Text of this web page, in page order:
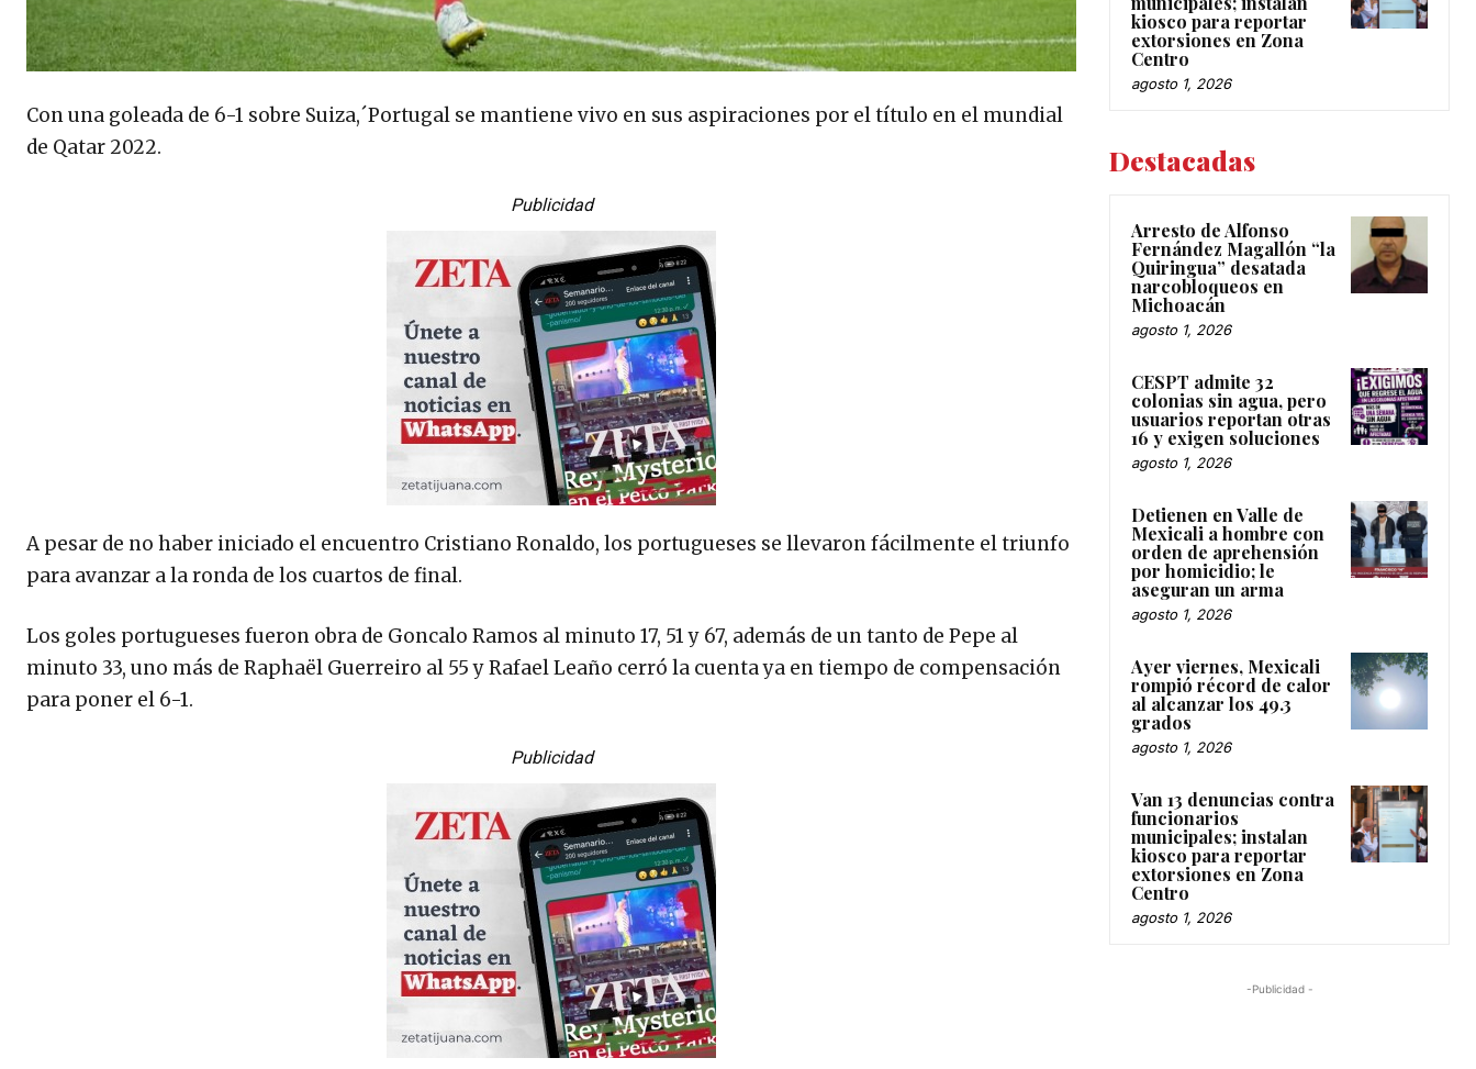
Con una goleada de 6-1 sobre Suiza,´Portugal se mantiene vivo en sus aspiraciones por el título en el mundial
de Qatar 2022.
Publicidad
A pesar de no haber iniciado el encuentro Cristiano Ronaldo, los portugueses se llevaron fácilmente el triunfo
para avanzar a la ronda de los cuartos de final.
Los goles portugueses fueron obra de Goncalo Ramos al minuto 17, 51 y 67, además de un tanto de Pepe al
minuto 33, uno más de Raphaël Guerreiro al 55 y Rafael Leaño cerró la cuenta ya en tiempo de compensación
para poner el 6-1.
Publicidad
kiosco para reportar
extorsiones en Zona
Centro
agosto 1, 2026
Destacadas
Arresto de Alfonso
Fernández Magallón “la
Quiringua” desatada
narcobloqueos en
Michoacán
agosto 1, 2026
CESPT admite 32
colonias sin agua, pero
usuarios reportan otras
16 y exigen soluciones
agosto 1, 2026
Detienen en Valle de
Mexicali a hombre con
orden de aprehensión
por homicidio; le
aseguran un arma
agosto 1, 2026
Ayer viernes, Mexicali
rompió récord de calor
al alcanzar los 49.3
grados
agosto 1, 2026
Van 13 denuncias contra
funcionarios
municipales; instalan
kiosco para reportar
extorsiones en Zona
Centro
agosto 1, 2026
-Publicidad -